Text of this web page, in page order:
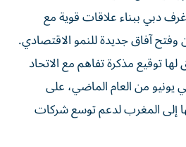
غرف دبي ببناء علاقات قوية مع
وفتح آفاق جديدة للنمو الاقتصادي.
توقيع مذكرة تفاهم مع الاتحاد
يونيو من العام الماضي، على
إلى المغرب لدعم توسع شركات